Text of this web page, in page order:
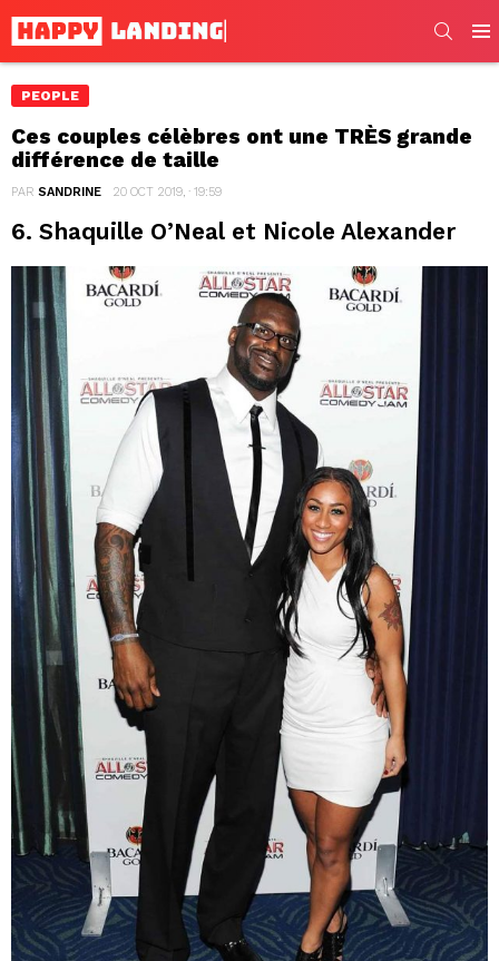
PEOPLE
Ces couples célèbres ont une TRÈS grande
différence de taille
PAR SANDRINE 20 OCT 2019, · 19:59
6. Shaquille O’Neal et Nicole Alexander